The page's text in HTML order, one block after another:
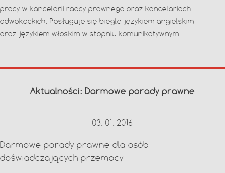
pracy w kancelarii radcy prawnego oraz kancelariach
adwokackich. Posługuje się biegle językiem angielskim
oraz językiem włoskim w stopniu komunikatywnym.
Aktualności: Darmowe porady prawne
03. 01. 2016
Darmowe porady prawne dla osób
doświadczających przemocy